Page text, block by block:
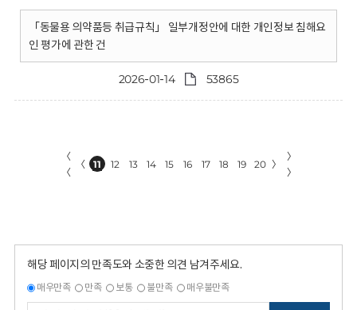
「동물용 의약품등 취급규칙」 일부개정안에 대한 개인정보 침해요
인 평가에 관한 건
2026-01-14 53865
〈
〈
〈 11 12 13 14 15 16 17 18 19 20 〉
〉
〉
해당 페이지의 만족도와 소중한 의견 남겨주세요.
매우만족 만족 보통 불만족 매우불만족